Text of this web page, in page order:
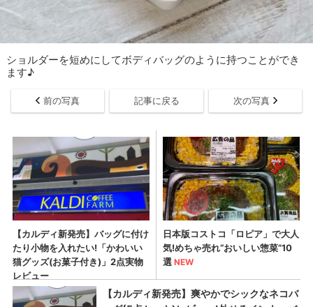
ショルダーを短めにしてボディバッグのように持つことができ
ます♪
前の写真 記事に戻る 次の写真